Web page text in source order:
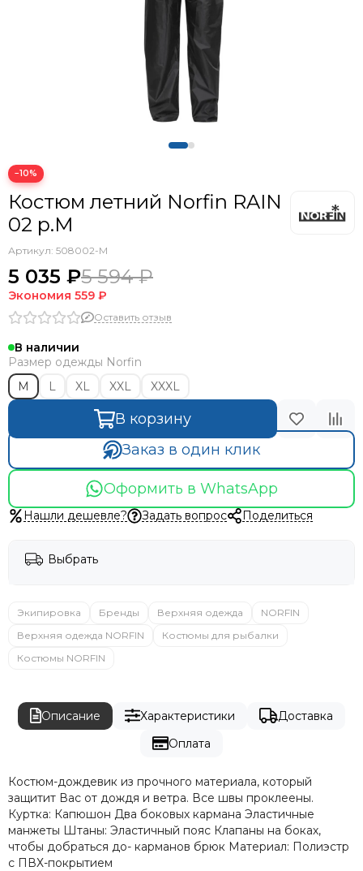
−10%
Костюм летний Norfin RAIN
02 р.M
Артикул: 508002-M
5 035 ₽5 594 ₽
Экономия 559 ₽
Оставить отзыв
В наличии
Размер одежды Norfin
M
L XL XXL XXXL
В корзину
Заказ в один клик
Оформить в WhatsApp
Нашли дешевле? Задать вопрос Поделиться
Выбрать
Экипировка Бренды Верхняя одежда
NORFIN
Верхняя одежда NORFIN
Костюмы для рыбалки
Костюмы NORFIN
Описание Характеристики
Доставка
Оплата
Костюм-дождевик из прочного материала, который
защитит Вас от дождя и ветра. Все швы проклеены.
Куртка: Капюшон Два боковых кармана Эластичные
манжеты Штаны: Эластичный пояс Клапаны на боках,
чтобы добраться до- карманов брюк Материал: Полиэстр
с ПВХ-покрытием